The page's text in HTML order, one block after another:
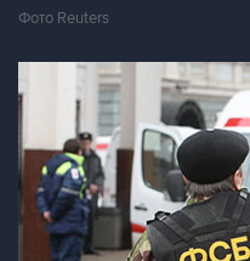
Фото Reuters